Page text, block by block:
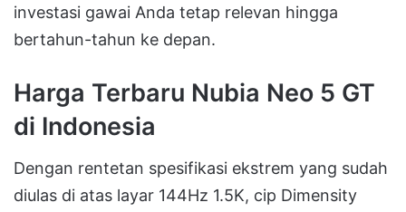
investasi gawai Anda tetap relevan hingga
bertahun-tahun ke depan.
Harga Terbaru Nubia Neo 5 GT
di Indonesia
Dengan rentetan spesifikasi ekstrem yang sudah
diulas di atas layar 144Hz 1.5K, cip Dimensity